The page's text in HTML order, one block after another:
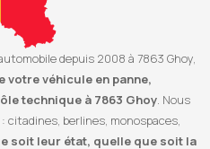
depuis 2008 à 7863 Ghoy,
votre véhicule en panne,
technique à 7863 Ghoy. Nous
berlines, monospaces,
soit leur état, quelle que soit la